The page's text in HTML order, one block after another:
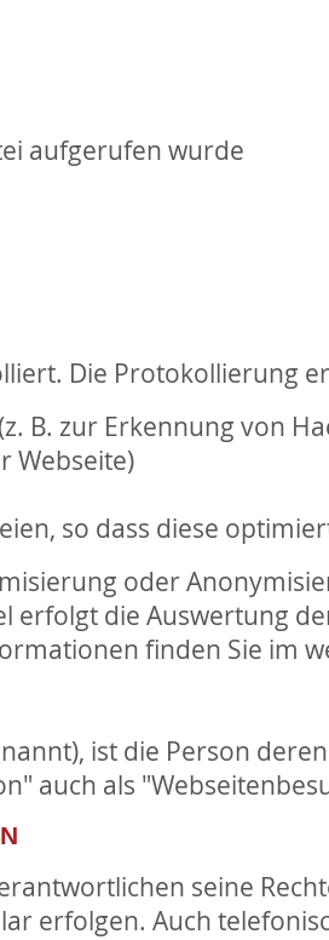
aufgerufen wurde
Die Protokollierung
B. zur Erkennung von
Webseite)
so dass diese
oder
erfolgt die Auswertung
finden Sie im
ist die Person
auch als
seine
erfolgen. Auch